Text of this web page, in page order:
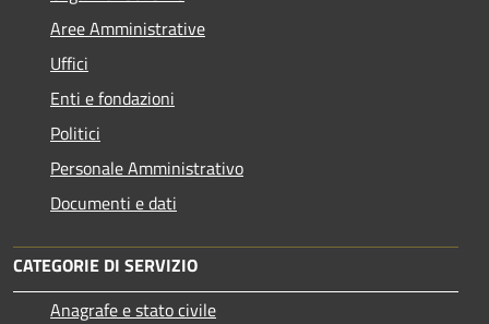
Aree Amministrative
Uffici
Enti e fondazioni
Politici
Personale Amministrativo
Documenti e dati
CATEGORIE DI SERVIZIO
Anagrafe e stato civile